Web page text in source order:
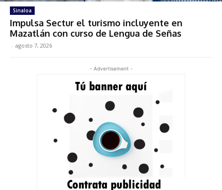
Sinaloa
Impulsa Sectur el turismo incluyente en
Mazatlán con curso de Lengua de Señas
- agosto 7, 2026
- Advertisement -